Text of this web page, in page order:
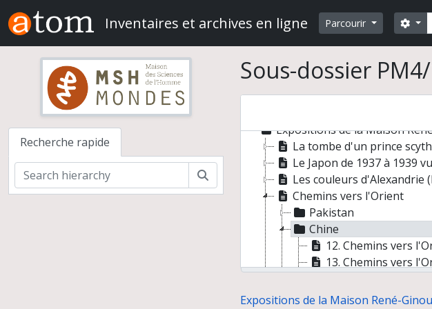
Skip to main content
Inventaires et archives en ligne Parcourir
Recherche rapide
Rechercher
Sous-dossier
Expositions de la Maison
La tombe d'un prince
Le Japon de 1937 à 1939
Les couleurs d'Alexandrie
Chemins vers l'Orient
Pakistan
Chine
12. Chemins vers
13. Chemins vers
15. Chemins vers
Expositions de la Maison René-